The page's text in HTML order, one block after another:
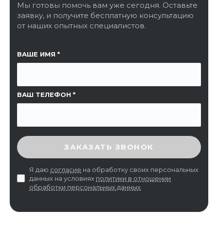
Мы готовы помочь вам уже сегодня. Оставьте
заявку, и получите бесплатную консультацию
от наших опытных специалистов.
ВАШЕ ИМЯ
ВАШ ТЕЛЕФОН
ССЫЛКА НА СТРАНИЦУ
ВВЕДИТЕ ПРОВЕРОЧНЫЙ КОД
ЗАКАЗАТЬ ЗВОНОК
Я даю согласие на обработку своих персональных
данных на условиях политики в отношении
обработки персональных данных.